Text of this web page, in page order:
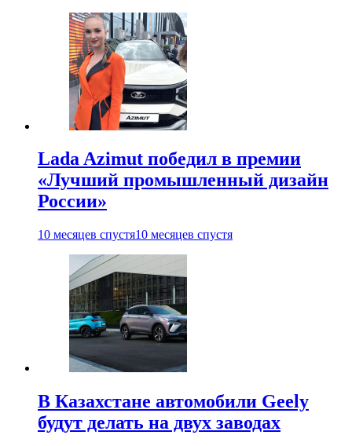
Lada Azimut победил в премии
«Лучший промышленный дизайн
России»
10 месяцев спустя10 месяцев спустя
В Казахстане автомобили Geely
будут делать на двух заводах